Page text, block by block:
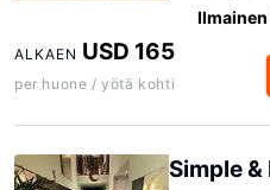
ALKAEN USD 165
per huone / yötä kohti
Simple